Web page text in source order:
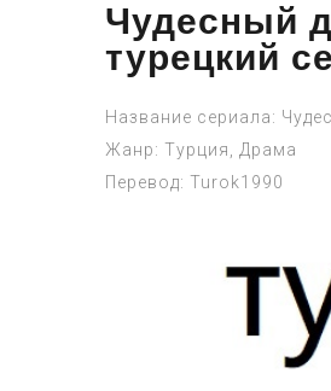
Чудесный
турецкий
Название сериала:
Жанр: Турция, Драма
Перевод: Turok1990